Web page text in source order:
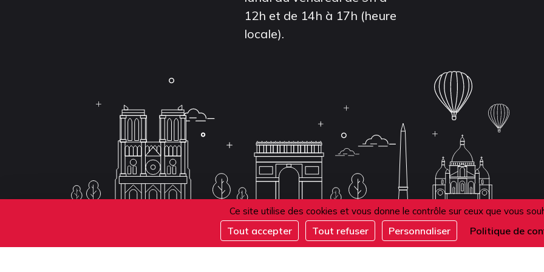
Ce site utilise des cookies et vous donne le contrôle sur ceux que vous
Tout accepter Tout refuser Personnaliser Politique de
12h et de 14h à 17h (heure
locale).
Conditions d'inscription aux examens
Politique de confidentialité